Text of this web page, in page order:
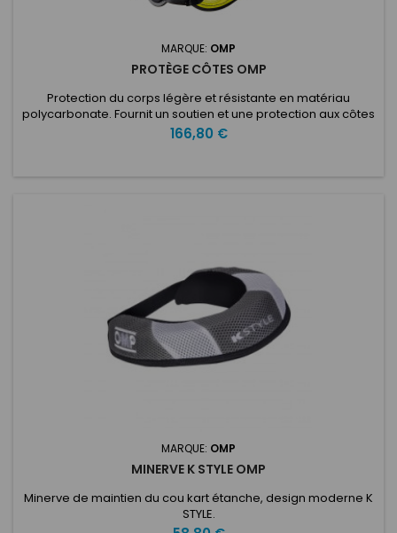
MARQUE: OMP
PROTÈGE CÔTES OMP
Protection du corps légère et résistante en matériau
polycarbonate. Fournit un soutien et une protection aux côtes
et au dos, avec des sangles réglables pour améliorer
l'ajustement de confort. XS/S (Tour de buste 70-89 cm /
Prix
166,80 €
MARQUE: OMP
MINERVE K STYLE OMP
Minerve de maintien du cou kart étanche, design moderne K
STYLE.